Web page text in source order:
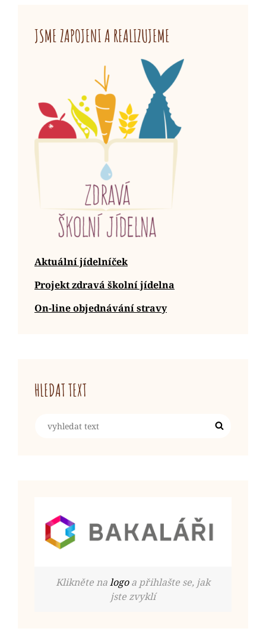
JSME ZAPOJENI A REALIZUJEME
Aktuální jídelníček
Projekt zdravá školní jídelna
On-line objednávání stravy
HLEDAT TEXT
Search
Klikněte nalogoa přihlašte se, jak
jste zvyklí